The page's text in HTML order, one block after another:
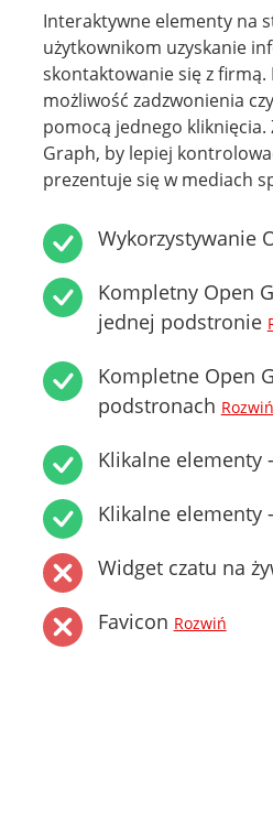
Interaktywne elementy na
użytkownikom uzyskanie
skontaktowanie się z firmą.
możliwość zadzwonienia
pomocą jednego kliknięcia.
Graph, by lepiej
prezentuje się w mediach
Wykorzystywanie
Kompletny Open
jednej podstronie
Kompletne Open
podstronach Rozwiń
Klikalne elementy
Klikalne elementy
Widget czatu na
Favicon Rozwiń